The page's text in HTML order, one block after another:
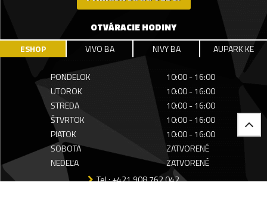
OTVÁRACIE HODINY
ESHOP VIVO BA NIVY BA AUPARK KE
PONDELOK
10:00 - 16:00
UTOROK
10:00 - 16:00
STREDA
10:00 - 16:00
ŠTVRTOK
10:00 - 16:00
PIATOK
10:00 - 16:00
SOBOTA
ZATVORENÉ
NEDEĽA
ZATVORENÉ
Tel.: +421 908 762 042